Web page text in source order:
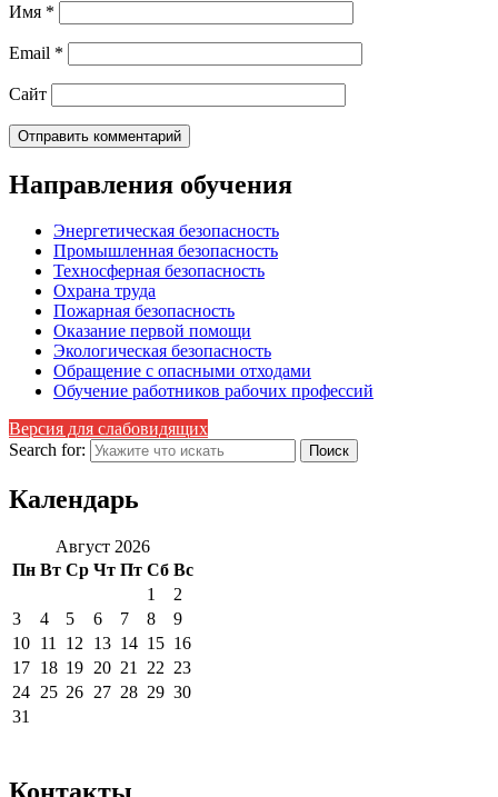
Имя *
Email *
Сайт
Направления обучения
Энергетическая безопасность
Промышленная безопасность
Техносферная безопасность
Охрана труда
Пожарная безопасность
Оказание первой помощи
Экологическая безопасность
Обращение с опасными отходами
Обучение работников рабочих профессий
Версия для слабовидящих
Search for:
Календарь
Август 2026
Пн Вт Ср Чт Пт Сб Вс
1
2
3
4 5 6 7 8
9
10 11 12 13 14 15 16
17 18 19 20 21 22 23
24 25 26 27 28 29 30
31